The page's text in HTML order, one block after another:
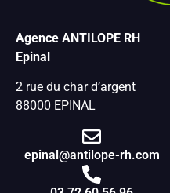
Agence ANTILOPE RH
Epinal
2 rue du char d’argent
88000 EPINAL
epinal@antilope-rh.com